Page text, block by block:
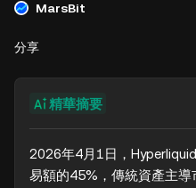
MarsBit
分享
精華摘要
2026年4月1日，
易額的45%，傳統資產主